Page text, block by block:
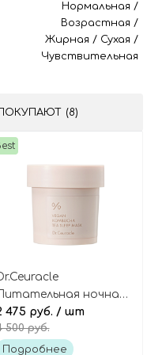
Нормальная /
Возрастная /
Жирная / Сухая /
Чувствительная
(8)
Питательная ночная
с чаем комбуча,
и
маслом,
475 руб. / шт
500 руб.
Подробнее